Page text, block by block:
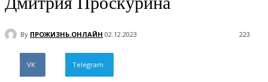
By ПРОЖИЗНЬ.ОНЛАЙН 02.12.2023 223
VK Telegram